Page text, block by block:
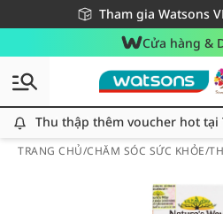
Tham gia Watsons
Miễn phí giao hàng cho
Giao hàng nhanh 24h - Áp
Cửa hàng &
Thu thập thêm voucher hot tại
TRANG CHỦ/CHĂM SÓC SỨC KHỎE/